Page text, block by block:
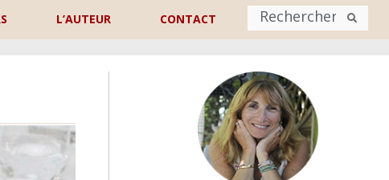
L’AUTEUR CONTACT
Nom